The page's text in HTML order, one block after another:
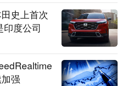
史上首次
度公司
强